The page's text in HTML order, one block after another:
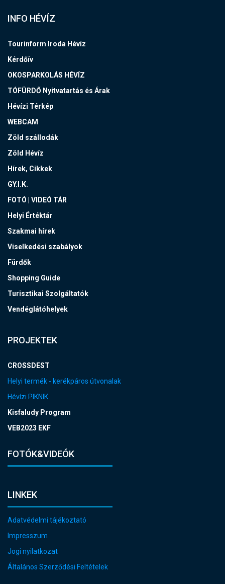
INFO HÉVÍZ
Tourinform Iroda Hévíz
Kérdőív
OKOSPARKOLÁS HÉVÍZ
TÓFÜRDŐ Nyitvatartás és Árak
Hévízi Térkép
WEBCAM
Zöld szállodák
Zöld Hévíz
Hírek, Cikkek
GY.I.K.
FOTÓ | VIDEÓ TÁR
Helyi Értéktár
Szakmai hírek
Viselkedési szabályok
Fürdők
Shopping Guide
Turisztikai Szolgáltatók
Vendéglátóhelyek
PROJEKTEK
CROSSDEST
Helyi termék - kerékpáros útvonalak
Hévízi PIKNIK
Kisfaludy Program
VEB2023 EKF
FOTÓK&VIDEÓK
LINKEK
Adatvédelmi tájékoztató
Impresszum
Jogi nyilatkozat
Általános Szerződési Feltételek